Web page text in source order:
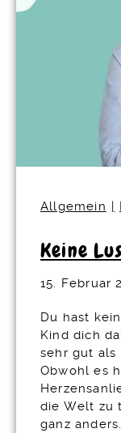
Allgemein
Keine
15. Februar
Du hast
Kind dich
sehr gut als
Obwohl es
die Welt zu
ganz